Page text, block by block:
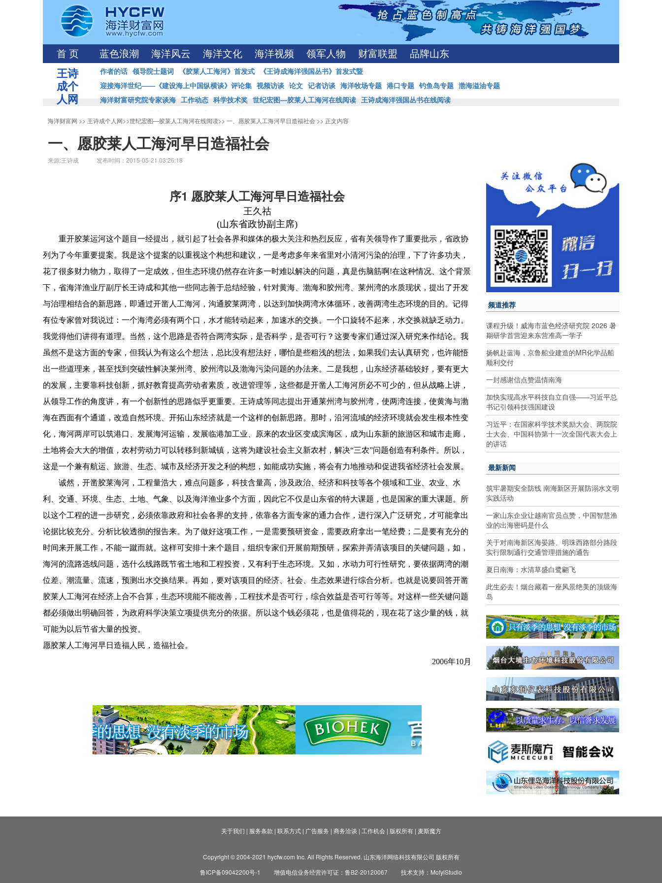
首 页 蓝色浪潮 海洋风云 海洋文化 海洋视频 领军人物 财富联盟 品牌山东
王诗
成个
人网
作者的话 领导院士题词 《胶莱人工海河》首发式
《王诗成海洋强国丛书》首发式暨
迎接海洋世纪——《建设海上中国纵横谈》评论集 视频访谈 论文 记者访谈 海洋牧场专题 港口专题 钓鱼岛专题 渤海溢油专题
海洋财富研究院专家谈海 工作动态 科学技术奖 世纪宏图—胶莱人工海河在线阅读 王诗成海洋强国丛书在线阅读
王诗成海洋强国丛书首发式
海洋访谈 学术论文 学术报告
海洋财富网 >> 王诗成个人网>>世纪宏图—胶莱人工海河在线阅读>> 一、愿胶莱人工海河早日造福社会 >> 正文内容
一、愿胶莱人工海河早日造福社会
来源:王诗成 发布时间：2015-05-21 03:26:18
序1 愿胶莱人工海河早日造福社会
王久祜
(山东省政协副主席)
重开胶莱运河这个题目一经提出，就引起了社会各界和媒体的极大关注和热烈反应，省有关领导作了重要批示，省政协
列为了今年重要提案。我是这个提案的以重视这个构想和建议，一是考虑多年来省里对小清河污染的治理，下了许多功夫，
花了很多财力物力，取得了一定成效，但生态环境仍然存在许多一时难以解决的问题，真是伤脑筋啊!在这种情况、这个背景
下，省海洋渔业厅副厅长王诗成和其他一些同志善于总结经验，针对黄海、渤海和胶州湾、莱州湾的水质现状，提出了开发
与治理相结合的新思路，即通过开凿人工海河，沟通胶莱两湾，以达到加快两湾水体循环，改善两湾生态环境的目的。记得
有位专家曾对我说过：一个海湾必须有两个口，水才能转动起来，加速水的交换。一个口旋转不起来，水交换就缺乏动力。
我觉得他们讲得有道理。当然，这个思路是否符合两湾实际，是否科学，是否可行？这要专家们通过深入研究来作结论。我
虽然不是这方面的专家，但我认为有这么个想法，总比没有想法好，哪怕是些粗浅的想法，如果我们去认真研究，也许能悟
出一些道理来，甚至找到突破性解决莱州湾、胶州湾以及渤海污染问题的办法来。二是我想，山东经济基础较好，要有更大
的发展，主要靠科技创新，抓好教育提高劳动者素质，改进管理等，这些都是开凿人工海河所必不可少的，但从战略上讲，
从领导工作的角度讲，有一个创新性的思路似乎更重要。王诗成等同志提出开通莱州湾与胶州湾，使两湾连接，使黄海与渤
海在西面有个通道，改造自然环境、开拓山东经济就是一个这样的创新思路。那时，沿河流域的经济环境就会发生根本性变
化，海河两岸可以筑港口、发展海河运输，发展临港加工业、原来的农业区变成滨海区，成为山东新的旅游区和城市走廊，
土地将会大大的增值，农村劳动力可以转移到新城镇，这将为建设社会主义新农村，解决“三农”问题创造有利条件。所以，
这是一个兼有航运、旅游、生态、城市及经济开发之利的构想，如能成功实施，将会有力地推动和促进我省经济社会发展。
诚然，开凿胶莱海河，工程量浩大，难点问题多，科技含量高，涉及政治、经济和科技等各个领域和工业、农业、水
利、交通、环境、生态、土地、气象、以及海洋渔业多个方面，因此它不仅是山东省的特大课题，也是国家的重大课题。所
以这个工程的进一步研究，必须依靠政府和社会各界的支持，依靠各方面专家的通力合作，进行深入广泛研究，才可能拿出
论据比较充分、分析比较透彻的报告来。为了做好这项工作，一是需要预研资金，需要政府拿出一笔经费；二是要有充分的
时间来开展工作，不能一蹴而就。这样可安排十来个题目，组织专家们开展前期预研，探索并弄清该项目的关键问题，如，
海河的流路选线问题，选什么线路既节省土地和工程投资，又有利于生态环境。又如，水动力可行性研究，要依据两湾的潮
位差、潮流量、流速，预测出水交换结果。再如，要对该项目的经济、社会、生态效果进行综合分析。也就是说要回答开凿
胶莱人工海河在经济上合不合算，生态环境能不能改善，工程技术是否可行，综合效益是否可行等等。对这样一些关键问题
都必须做出明确回答，为政府科学决策立项提供充分的依据。所以这个钱必须花，也是值得花的，现在花了这少量的钱，就
可能为以后节省大量的投资。
愿胶莱人工海河早日造福人民，造福社会。
2006年10月
频道推荐
课程升级！威海市蓝色经济研究院 2026 暑
期研学首营迎来东营准高一学子
扬帆赴蓝海，京鲁船业建造的MR化学品船
顺利交付
一封感谢信点赞温情南海
加快实现高水平科技自立自强——习近平总
书记引领科技强国建设
习近平：在国家科学技术奖励大会、两院院
士大会、中国科协第十一次全国代表大会上
的讲话
最新新闻
筑牢暑期安全防线 南海新区开展防溺水文明
实践活动
一家山东企业让越南官员点赞，中国智慧渔
业的出海密码是什么
关于对南海新区海晏路、明珠西路部分路段
实行限制通行交通管理措施的通告
夏日南海：水清草盛白鹭翩飞
此生必去！烟台藏着一座风景绝美的顶级海
岛
关于我们 | 服务条款 | 联系方式| 广告服务 | 商务洽谈 | 工作机会| 版权所有| 麦斯魔方
Copyright © 2004-2021 hycfw.com Inc. All Rights Reserved. 山东海洋网络科技有限公司 版权所有
鲁ICP备09042200号-1
增值电信业务经营许可证：鲁B2-20120067 技术支持：MofyiStudio